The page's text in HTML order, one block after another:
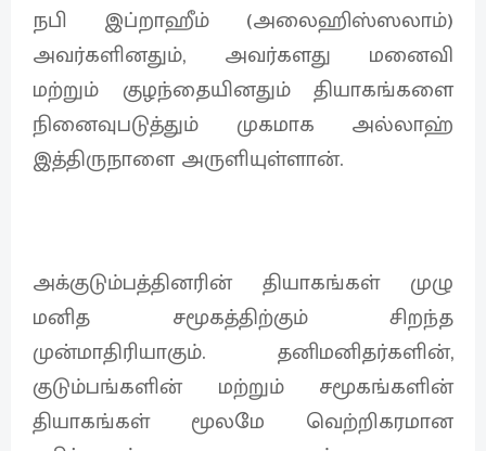
நபி இப்றாஹீம் (அலைஹிஸ்ஸலாம்)
அவர்களினதும், அவர்களது மனைவி
மற்றும் குழந்தையினதும் தியாகங்களை
நினைவுபடுத்தும் முகமாக அல்லாஹ்
இத்திருநாளை அருளியுள்ளான்.
அக்குடும்பத்தினரின் தியாகங்கள் முழு
மனித சமூகத்திற்கும் சிறந்த
முன்மாதிரியாகும். தனிமனிதர்களின்,
குடும்பங்களின் மற்றும் சமூகங்களின்
தியாகங்கள் மூலமே வெற்றிகரமான